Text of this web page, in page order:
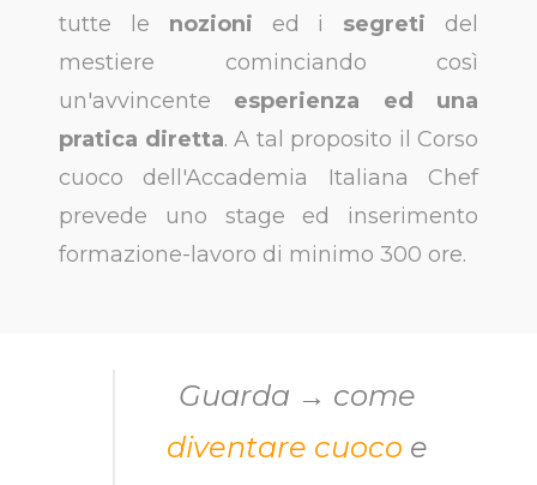
tutte le nozioni ed i segreti del
mestiere cominciando così
un'avvincente esperienza ed una
pratica diretta. A tal proposito il Corso
cuoco dell'Accademia Italiana Chef
prevede uno stage ed inserimento
formazione-lavoro di minimo 300 ore.
Guarda → come
diventare cuoco e